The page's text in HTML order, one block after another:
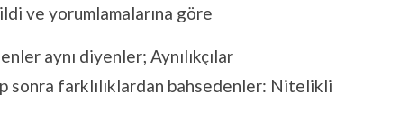
ve yorumlamalarına göre
aynı diyenler; Aynılıkçılar
sonra farklılıklardan bahsedenler: Nitelikli